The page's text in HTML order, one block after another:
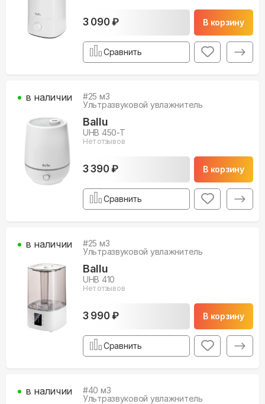
3 090 ₽ В корзину
Сравнить
#25 м3
Ультразвуковой увлажнитель
Ballu
UHB 450-T
Нет отзывов
3 390 ₽ В корзину
в наличии
Сравнить
#25 м3
Ультразвуковой увлажнитель
Ballu
UHB 410
Нет отзывов
3 990 ₽ В корзину
в наличии
Сравнить
#40 м3
Ультразвуковой увлажнитель
в наличии